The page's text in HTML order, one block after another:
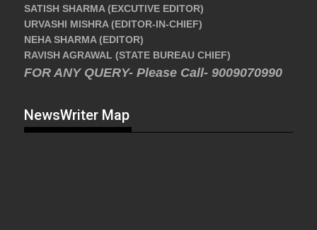
SATISH SHARMA (EXCUTIVE EDITOR)
URVASHI MISHRA (EDITOR-IN-CHIEF)
NEHA SHARMA (EDITOR)
RAVISH AGRAWAL (STATE BUREAU CHIEF)
FOR ANY QUERY- Please Call- 9009070990
NewsWriter Map